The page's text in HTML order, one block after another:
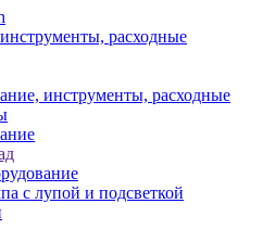
расходные
инструменты, расходные
с лупой и подсветкой